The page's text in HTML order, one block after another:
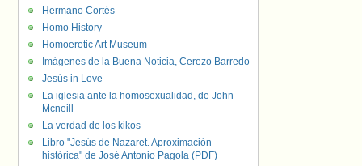
Hermano Cortés
Homo History
Homoerotic Art Museum
Imágenes de la Buena Noticia, Cerezo Barredo
Jesús in Love
La iglesia ante la homosexualidad, de John
Mcneill
La verdad de los kikos
Libro "Jesús de Nazaret. Aproximación
histórica" de José Antonio Pagola (PDF)